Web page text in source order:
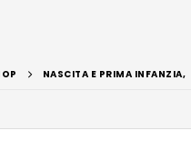
NASCITA E PRIMA INFANZIA,